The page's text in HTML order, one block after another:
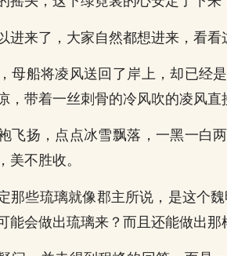
进来了，大家自然都想进来，看看
母船将凌风送回了岸上，却已经
，带着一丝刺骨的冷风吹的凌风直
飞扬，点点冰雪飘落，一黑一白
美不胜收。
那些琉璃就像郡主所说，是这个
能会做出琉璃来？而且还能做出那